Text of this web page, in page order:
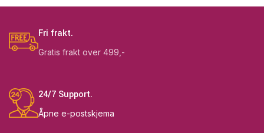
Fri frakt.
Gratis frakt over 499,-
24/7 Support.
Åpne e-postskjema